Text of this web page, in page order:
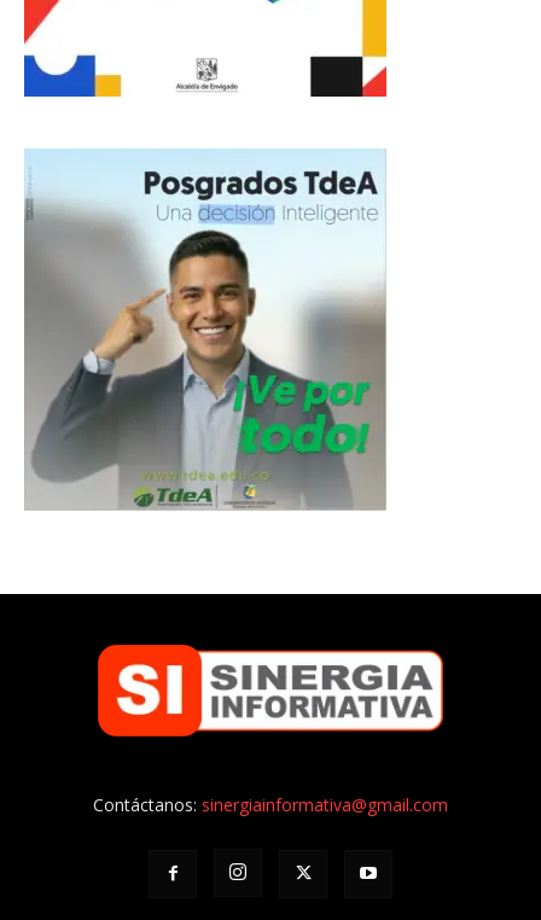
Contáctanos: sinergiainformativa@gmail.com